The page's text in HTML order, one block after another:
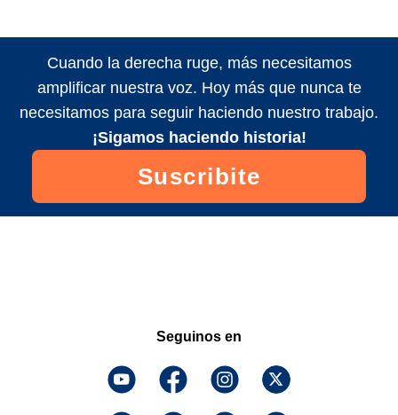
Cuando la derecha ruge, más necesitamos
amplificar nuestra voz. Hoy más que nunca te
necesitamos para seguir haciendo nuestro trabajo.
¡Sigamos haciendo historia!
Suscribite
Seguinos en